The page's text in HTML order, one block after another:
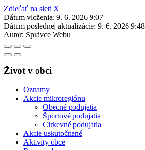
Zdieľať na sieti X
Dátum vloženia: 9. 6. 2026 9:07
Dátum poslednej aktualizácie: 9. 6. 2026 9:48
Autor: Správce Webu
Život v obci
Oznamy
Akcie mikroregiónu
Obecné podujatia
Športové podujatia
Cirkevné podujatia
Akcie uskutočnené
Aktivity obce